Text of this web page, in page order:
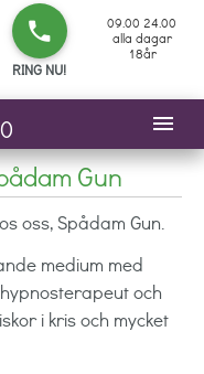
phone
RING NU!
09.00 24.00
alla dagar
18år
menu
Gun
oss, Spådam Gun.
medium med
och
i kris och mycket